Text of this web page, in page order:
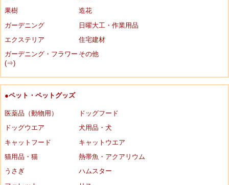
果樹
造花
ガーデニング
日曜大工・作業用品
エクステリア
住宅建材
ガーデニング・フラワー
(⇒)
その他
●ペット・ペットグッズ
医薬品（動物用）
ドッグフード
ドッグウエア
犬用品・犬
キャットフード
キャットウエア
猫用品・猫
熱帯魚・アクアリウム
うさぎ
ハムスター